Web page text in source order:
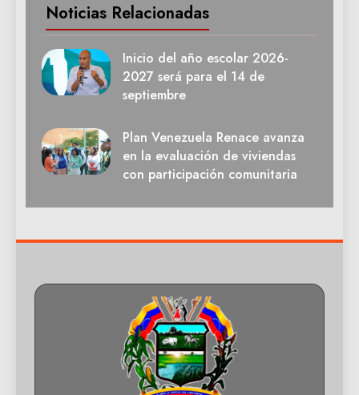
Noticias Relacionadas
Inicio del año escolar 2026-
2027 será para el 14 de
septiembre
Plan Venezuela Renace avanza
en la evaluación de viviendas
con participación comunitaria